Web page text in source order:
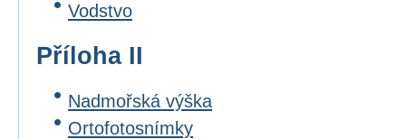
Vodstvo
Příloha II
Nadmořská výška
Ortofotosnímky